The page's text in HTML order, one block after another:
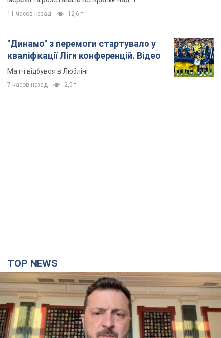
11 часов назад 12,6 т.
"Динамо" з перемоги стартувало у
кваліфікації Ліги конференцій. Відео
Матч відбувся в Любліні
7 часов назад 2,0 т.
TOP NEWS